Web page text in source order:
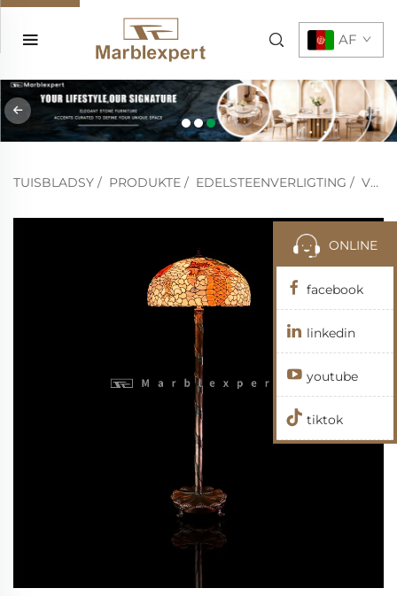
AF
TUISBLADSY / PRODUKTE / EDELSTEENVERLIGTING / VLOERLAMPE
ONLINE
facebook
linkedin
youtube
tiktok